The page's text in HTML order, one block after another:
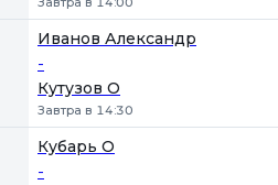
Иванов Александр
-
Кутузов О
Завтра в 14:30
Кубарь О
-